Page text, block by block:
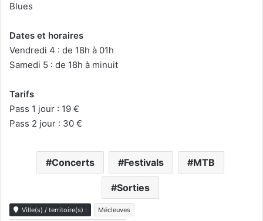
Blues
Dates et horaires
Vendredi 4 : de 18h à 01h
Samedi 5 : de 18h à minuit
Tarifs
Pass 1 jour : 19 €
Pass 2 jour : 30 €
Concerts Festivals MTB
Sorties
Ville(s) / territoire(s) :
Mécleuves